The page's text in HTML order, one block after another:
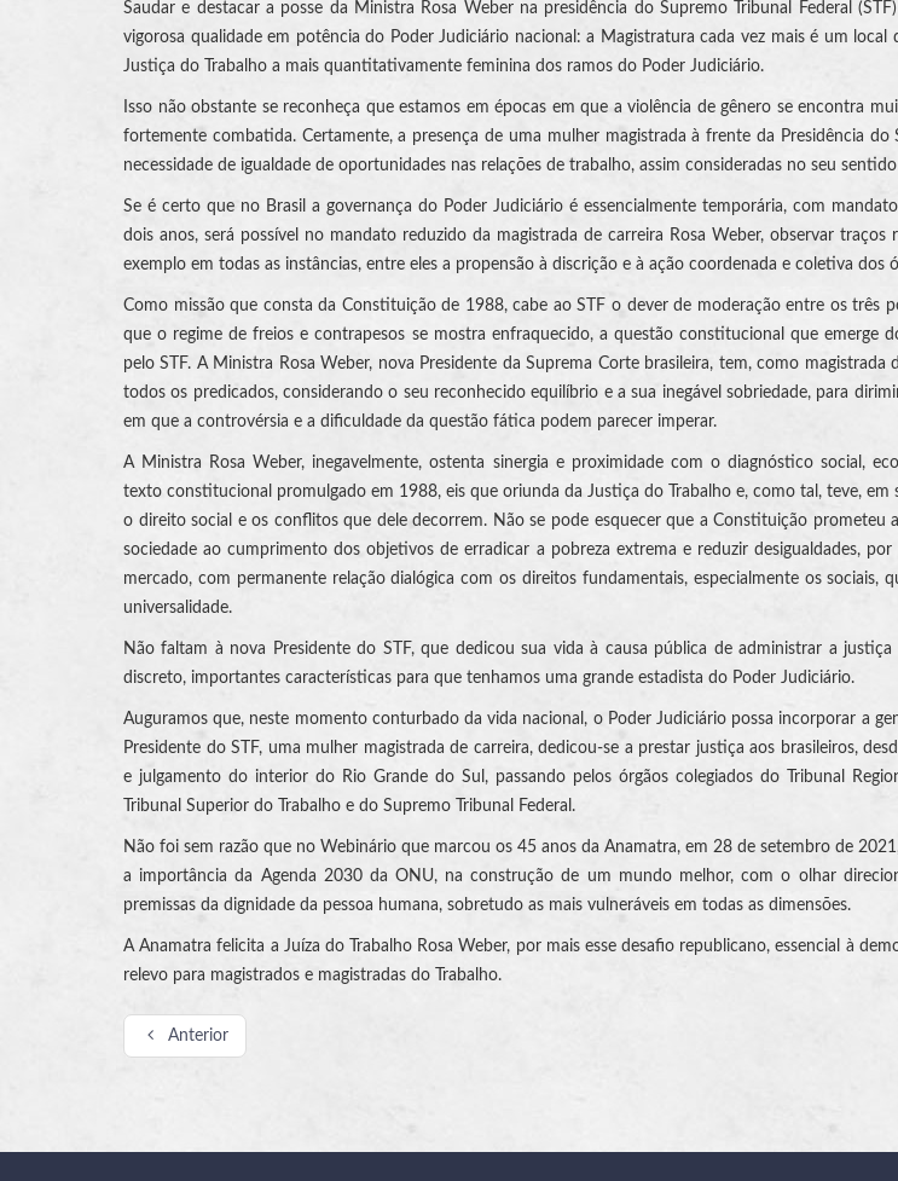
Saudar e destacar a posse da Ministra Rosa Weber na presidência do Supremo Tribunal Federal
vigorosa qualidade em potência do Poder Judiciário nacional: a Magistratura cada vez mais é um local
Justiça do Trabalho a mais quantitativamente feminina dos ramos do Poder Judiciário.
Isso não obstante se reconheça que estamos em épocas em que a violência de gênero se encontra
fortemente combatida. Certamente, a presença de uma mulher magistrada à frente da Presidência do
necessidade de igualdade de oportunidades nas relações de trabalho, assim consideradas no seu
Se é certo que no Brasil a governança do Poder Judiciário é essencialmente temporária, com
dois anos, será possível no mandato reduzido da magistrada de carreira Rosa Weber, observar traços
exemplo em todas as instâncias, entre eles a propensão à discrição e à ação coordenada e coletiva dos
Como missão que consta da Constituição de 1988, cabe ao STF o dever de moderação entre os três
que o regime de freios e contrapesos se mostra enfraquecido, a questão constitucional que emerge
pelo STF. A Ministra Rosa Weber, nova Presidente da Suprema Corte brasileira, tem, como magistrada
todos os predicados, considerando o seu reconhecido equilíbrio e a sua inegável sobriedade, para
em que a controvérsia e a dificuldade da questão fática podem parecer imperar.
A Ministra Rosa Weber, inegavelmente, ostenta sinergia e proximidade com o diagnóstico social,
texto constitucional promulgado em 1988, eis que oriunda da Justiça do Trabalho e, como tal, teve, em
o direito social e os conflitos que dele decorrem. Não se pode esquecer que a Constituição prometeu
sociedade ao cumprimento dos objetivos de erradicar a pobreza extrema e reduzir desigualdades,
mercado, com permanente relação dialógica com os direitos fundamentais, especialmente os sociais,
universalidade.
Não faltam à nova Presidente do STF, que dedicou sua vida à causa pública de administrar a
discreto, importantes características para que tenhamos uma grande estadista do Poder Judiciário.
Auguramos que, neste momento conturbado da vida nacional, o Poder Judiciário possa incorporar a
Presidente do STF, uma mulher magistrada de carreira, dedicou-se a prestar justiça aos brasileiros,
e julgamento do interior do Rio Grande do Sul, passando pelos órgãos colegiados do Tribunal
Tribunal Superior do Trabalho e do Supremo Tribunal Federal.
Não foi sem razão que no Webinário que marcou os 45 anos da Anamatra, em 28 de setembro de
a importância da Agenda 2030 da ONU, na construção de um mundo melhor, com o olhar
premissas da dignidade da pessoa humana, sobretudo as mais vulneráveis em todas as dimensões.
A Anamatra felicita a Juíza do Trabalho Rosa Weber, por mais esse desafio republicano, essencial à
relevo para magistrados e magistradas do Trabalho.
Anterior